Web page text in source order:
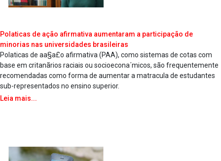
Pola­ticas de ação afirmativa aumentaram a participação de
minorias nas universidades brasileiras
Pola­ticas de aa§a£o afirmativa (PAA), como sistemas de cotas com
base em critanãrios raciais ou socioecona´micos, são frequentemente
recomendadas como forma de aumentar a matra­cula de estudantes
sub-representados no ensino superior.
Leia mais...